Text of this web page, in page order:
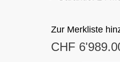
Zur Merkliste
CHF